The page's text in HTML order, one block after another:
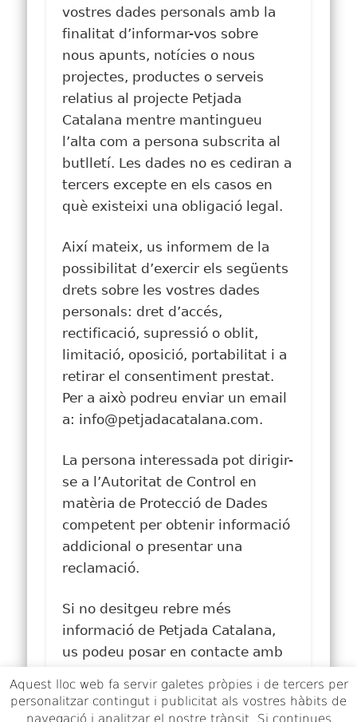
vostres dades personals amb la
finalitat d’informar-vos sobre
nous apunts, notícies o nous
projectes, productes o serveis
relatius al projecte Petjada
Catalana mentre mantingueu
l’alta com a persona subscrita al
butlletí. Les dades no es cediran a
tercers excepte en els casos en
què existeixi una obligació legal.
Així mateix, us informem de la
possibilitat d’exercir els següents
drets sobre les vostres dades
personals: dret d’accés,
rectificació, supressió o oblit,
limitació, oposició, portabilitat i a
retirar el consentiment prestat.
Per a això podreu enviar un email
a: info@petjadacatalana.com.
La persona interessada pot dirigir-
se a l’Autoritat de Control en
matèria de Protecció de Dades
competent per obtenir informació
addicional o presentar una
reclamació.
Si no desitgeu rebre més
informació de Petjada Catalana,
us podeu posar en contacte amb
electrònic a la següent adreça:
info@petjadacatalana.com
Aquest lloc web fa servir galetes pròpies i de tercers per
personalitzar contingut i publicitat als vostres hàbits de
navegació i analitzar el nostre trànsit. Si continues